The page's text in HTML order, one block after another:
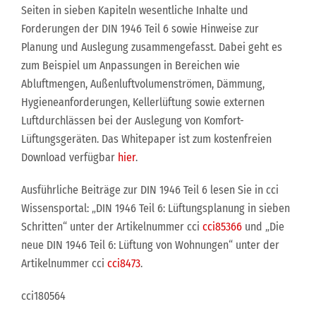
Seiten in sieben Kapiteln wesentliche Inhalte und
Forderungen der DIN 1946 Teil 6 sowie Hinweise zur
Planung und Auslegung zusammengefasst. Dabei geht es
zum Beispiel um Anpassungen in Bereichen wie
Abluftmengen, Außenluftvolumenströmen, Dämmung,
Hygieneanforderungen, Kellerlüftung sowie externen
Luftdurchlässen bei der Auslegung von Komfort-
Lüftungsgeräten. Das Whitepaper ist zum kostenfreien
Download verfügbar hier.
Ausführliche Beiträge zur DIN 1946 Teil 6 lesen Sie in cci
Wissensportal: „DIN 1946 Teil 6: Lüftungsplanung in sieben
Schritten“ unter der Artikelnummer cci cci85366 und „Die
neue DIN 1946 Teil 6: Lüftung von Wohnungen“ unter der
Artikelnummer cci cci8473.
cci180564